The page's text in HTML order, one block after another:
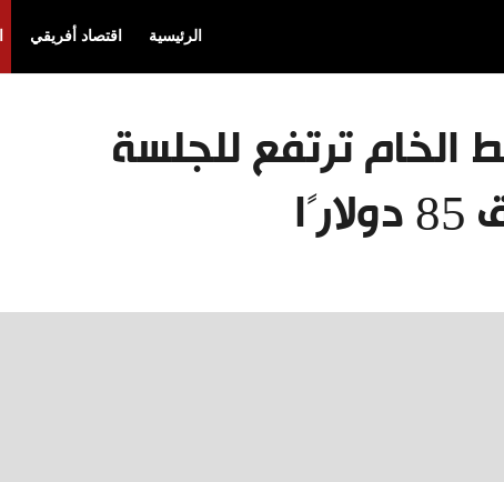
الرئيسية اقتصاد أفريقي
الخام ترتفع للجلسة